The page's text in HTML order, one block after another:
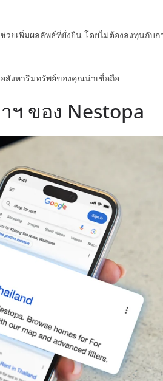
ยเพิ่มผลลัพธ์ที่ยั่งยืน โดยไม่ต้องลงทุนกับก
สังหาริมทรัพย์ของคุณน่าเชื่อถือ
ฯ ของ Nestopa